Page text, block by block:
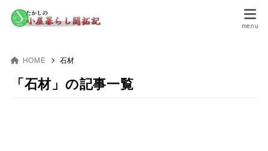
HOME 石材
「石材」の記事一覧